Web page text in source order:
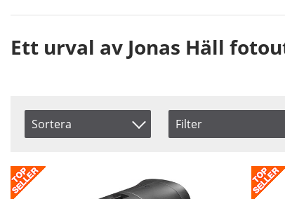
Ett urval av Jonas Häll
Sortera
Benämning
Filter
Pris